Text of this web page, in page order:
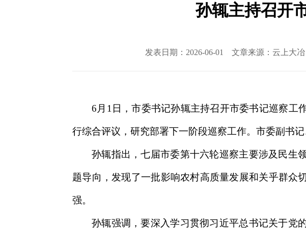
孙辄主持召开
发表日期：2026-06-01 文章来源：云上大冶
6月1日，市委书记孙辄主持召开市委书记巡察工
行综合评议，研究部署下一阶段巡察工作。市委副书记
孙辄指出，七届市委第十六轮巡察主要涉及民生
题导向，发现了一批影响农村高质量发展和关乎群众
强。
孙辄强调，要深入学习贯彻习近平总书记关于党